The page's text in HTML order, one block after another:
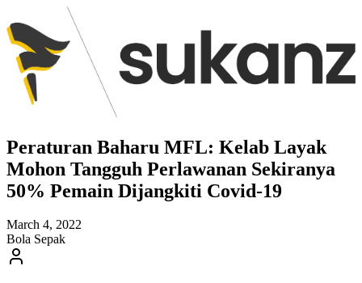
Peraturan Baharu MFL: Kelab Layak
Mohon Tangguh Perlawanan Sekiranya
50% Pemain Dijangkiti Covid-19
March 4, 2022
Bola Sepak